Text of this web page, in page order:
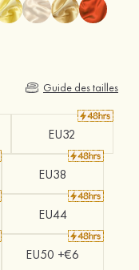
Guide des tailles
EU32
EU38
EU44
EU50 +€6